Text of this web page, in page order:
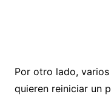
Por otro lado,
quieren reiniciar un